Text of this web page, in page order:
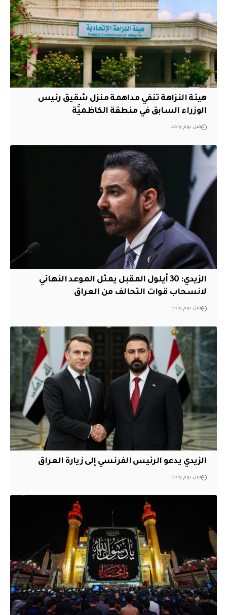
هيئة النزاهة تنفي مداهمة منزل شقيق رئيس
الوزراء السابق في منطقة الكاظميَّة
قبل يوم واحد
الزيدي: 30 أيلول المقبل يمثل الموعد النهائي
لانسحاب قوات التحالف من العراق
قبل يوم واحد
الزيدي يدعو الرئيس الفرنسي إلى زيارة العراق
قبل يوم واحد